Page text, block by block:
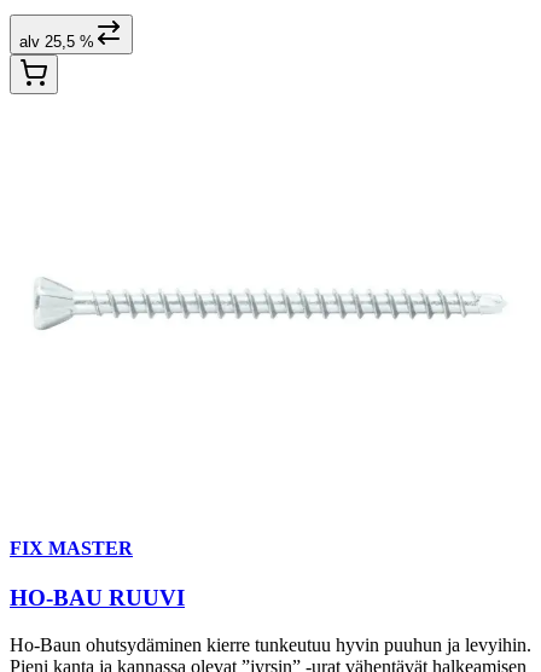
alv 25,5 %
FIX MASTER
HO-BAU RUUVI
Ho-Baun ohutsydäminen kierre tunkeutuu hyvin puuhun ja levyihin.
Pieni kanta ja kannassa olevat ”jyrsin” -urat vähentävät halkeamisen